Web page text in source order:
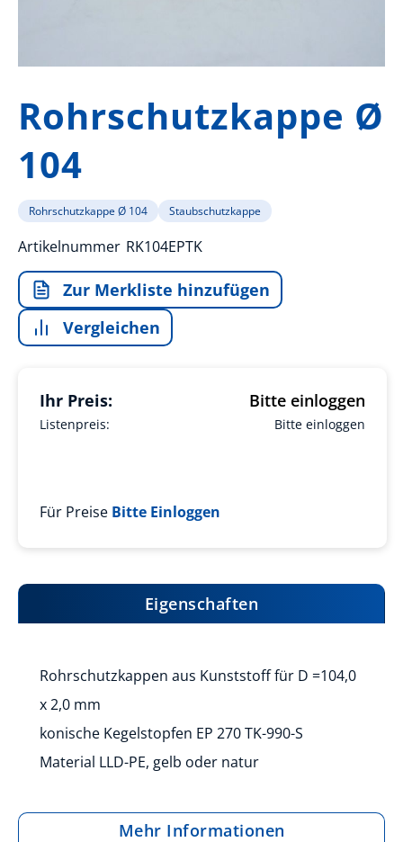
der
Bildergalerie
springen
Rohrschutzkappe Ø
104
Rohrschutzkappe Ø 104 Staubschutzkappe
Artikelnummer RK104EPTK
Zur Merkliste hinzufügen
Vergleichen
Listenpreis: Bitte einloggen
Ihr Preis: Bitte einloggen
Für Preise Bitte Einloggen
Eigenschaften
Rohrschutzkappen aus Kunststoff für D =104,0
x 2,0 mm
konische Kegelstopfen EP 270 TK-990-S
Material LLD-PE, gelb oder natur
Mehr Informationen